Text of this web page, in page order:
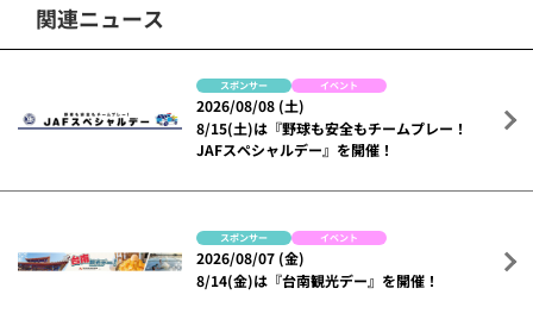
関連ニュース
スポンサー イベント
2026/08/08 (土)
8/15(土)は『野球も安全もチームプレー！
JAFスペシャルデー』を開催！
スポンサー イベント
2026/08/07 (金)
8/14(金)は『台南観光デー』を開催！